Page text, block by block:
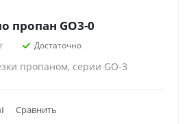
пропан GO3-0
Достаточно
пропаном, серии GO-3
Сравнить